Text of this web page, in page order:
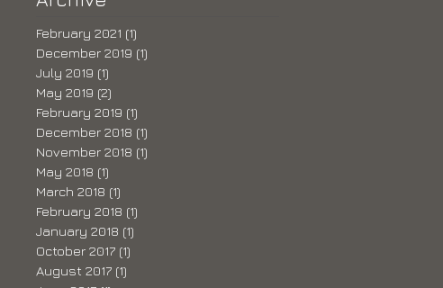
February 2021 (1)
December 2019 (1)
July 2019 (1)
May 2019 (2)
February 2019 (1)
December 2018 (1)
November 2018 (1)
May 2018 (1)
March 2018 (1)
February 2018 (1)
January 2018 (1)
October 2017 (1)
August 2017 (1)